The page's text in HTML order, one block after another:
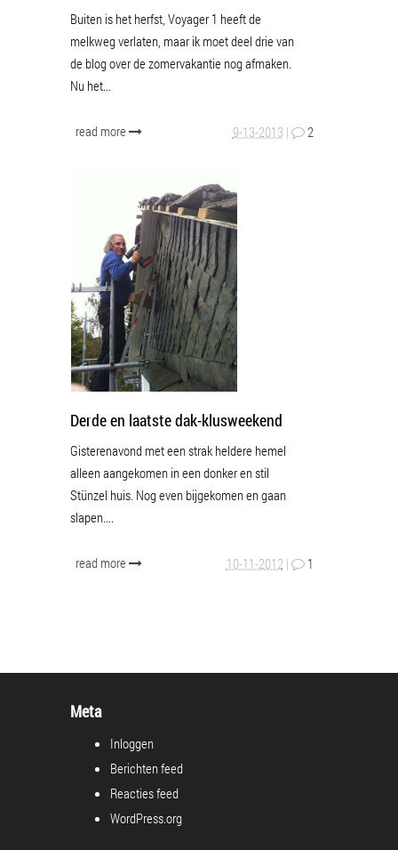
Buiten is het herfst, Voyager 1 heeft de
melkweg verlaten, maar ik moet deel drie van
de blog over de zomervakantie nog afmaken.
Nu het...
read more 9-13-2013 | 2
Derde en laatste dak-klusweekend
Gisterenavond met een strak heldere hemel
alleen aangekomen in een donker en stil
Stünzel huis. Nog even bijgekomen en gaan
slapen....
read more 10-11-2012 | 1
Meta
Inloggen
Berichten feed
Reacties feed
WordPress.org